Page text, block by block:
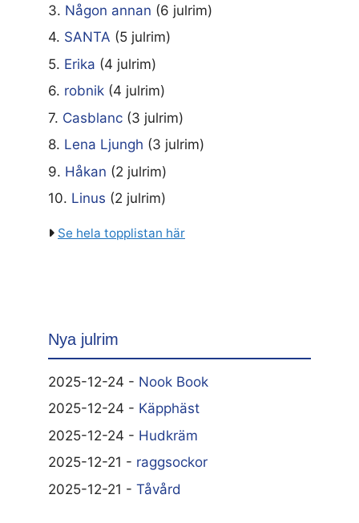
3. Någon annan (6 julrim)
4. SANTA (5 julrim)
5. Erika (4 julrim)
6. robnik (4 julrim)
7. Casblanc (3 julrim)
8. Lena Ljungh (3 julrim)
9. Håkan (2 julrim)
10. Linus (2 julrim)
Se hela topplistan här
Nya julrim
2025-12-24 - Nook Book
2025-12-24 - Käpphäst
2025-12-24 - Hudkräm
2025-12-21 - raggsockor
2025-12-21 - Tåvård